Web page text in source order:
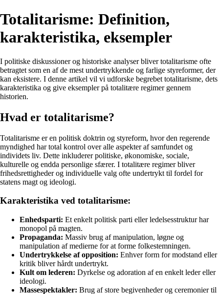
Totalitarisme: Definition,
karakteristika, eksempler
I politiske diskussioner og historiske analyser bliver totalitarisme ofte
betragtet som en af de mest undertrykkende og farlige styreformer, der
kan eksistere. I denne artikel vil vi udforske begrebet totalitarisme, dets
karakteristika og give eksempler på totalitære regimer gennem
historien.
Hvad er totalitarisme?
Totalitarisme er en politisk doktrin og styreform, hvor den regerende
myndighed har total kontrol over alle aspekter af samfundet og
individets liv. Dette inkluderer politiske, økonomiske, sociale,
kulturelle og endda personlige sfærer. I totalitære regimer bliver
frihedsrettigheder og individuelle valg ofte undertrykt til fordel for
statens magt og ideologi.
Karakteristika ved totalitarisme:
Enhedsparti: Et enkelt politisk parti eller ledelsesstruktur har
monopol på magten.
Propaganda: Massiv brug af manipulation, løgne og
manipulation af medierne for at forme folkestemningen.
Undertrykkelse af opposition: Enhver form for modstand eller
kritik bliver hårdt undertrykt.
Kult om lederen: Dyrkelse og adoration af en enkelt leder eller
ideologi.
Massespektakler: Brug af store begivenheder og ceremonier til